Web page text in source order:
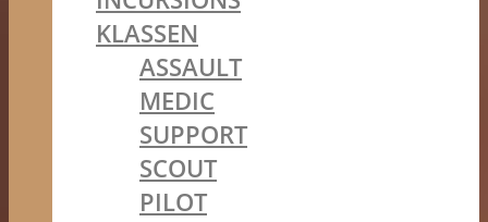
KLASSEN
ASSAULT
MEDIC
SUPPORT
SCOUT
PILOT